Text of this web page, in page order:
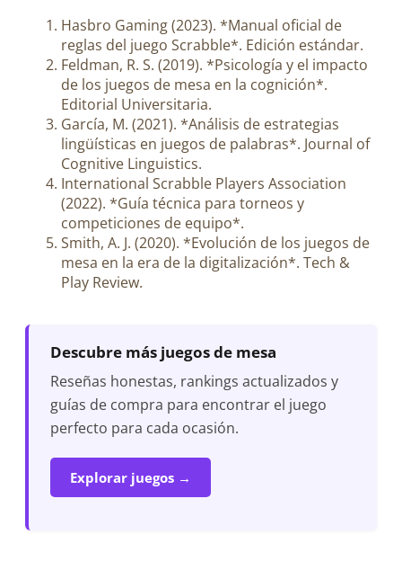
Hasbro Gaming (2023). *Manual oficial de
reglas del juego Scrabble*. Edición estándar.
Feldman, R. S. (2019). *Psicología y el impacto
de los juegos de mesa en la cognición*.
Editorial Universitaria.
García, M. (2021). *Análisis de estrategias
lingüísticas en juegos de palabras*. Journal of
Cognitive Linguistics.
International Scrabble Players Association
(2022). *Guía técnica para torneos y
competiciones de equipo*.
Smith, A. J. (2020). *Evolución de los juegos de
mesa en la era de la digitalización*. Tech &
Play Review.
Descubre más juegos de mesa
Reseñas honestas, rankings actualizados y
guías de compra para encontrar el juego
perfecto para cada ocasión.
Explorar juegos →